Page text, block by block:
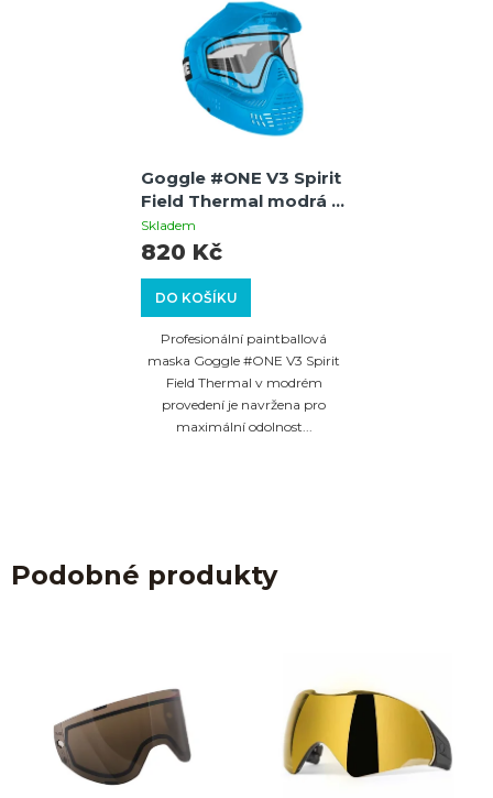
Goggle #ONE V3 Spirit
Field Thermal modrá –
termální paintballová
maska s 260°
Skladem
DO KOŠÍKU
820 Kč
Profesionální paintballová
maska Goggle #ONE V3 Spirit
Field Thermal v modrém
provedení je navržena pro
maximální odolnost...
Podobné produkty